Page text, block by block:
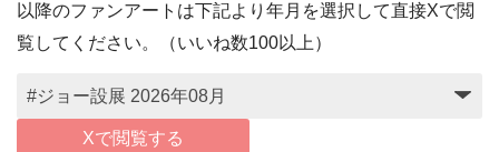
以降のファンアートは下記より年月を選択して直接Xで閲
覧してください。（いいね数100以上）
Xで閲覧する